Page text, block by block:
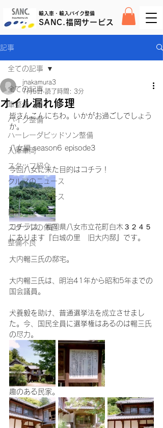
SANC.福岡サービス
輸入車・輸入バイク整備
記事
全ての記事
車整備
バイク整備
ハーレーダビッドソン整備
入庫車両
スタッフ紹介
クルマのニュース
バイクのニュース
日常
スタッフの休日
整備不良
全ての記事
オイル漏れ修理
jnakamura3
7月5日 読了時間: 3分
皆さんこんにちわ。いかがお過ごしでしょう
か。
八女編 season6 episode3
今回八女に来た目的はコチラ！
コチラは、福岡県八女市立花町白木３２４５
にあります『白城の里　旧大内邸』です。
大内暢三氏の邸宅。
大内暢三氏は、明治41年から昭和5年までの
国会議員。
犬養毅を助け、普通選挙法を成立させまし
た。今、国民全員に選挙権はあるのは暢三氏
の尽力。
趣のある民家。